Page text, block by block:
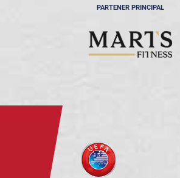
PARTENER PRINCIPAL